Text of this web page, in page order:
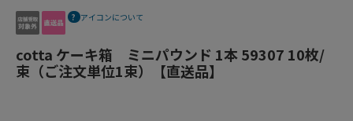
アイコンについて
cotta ケーキ箱 ミニパウンド 1本 59307 10枚/
束（ご注文単位1束）【直送品】